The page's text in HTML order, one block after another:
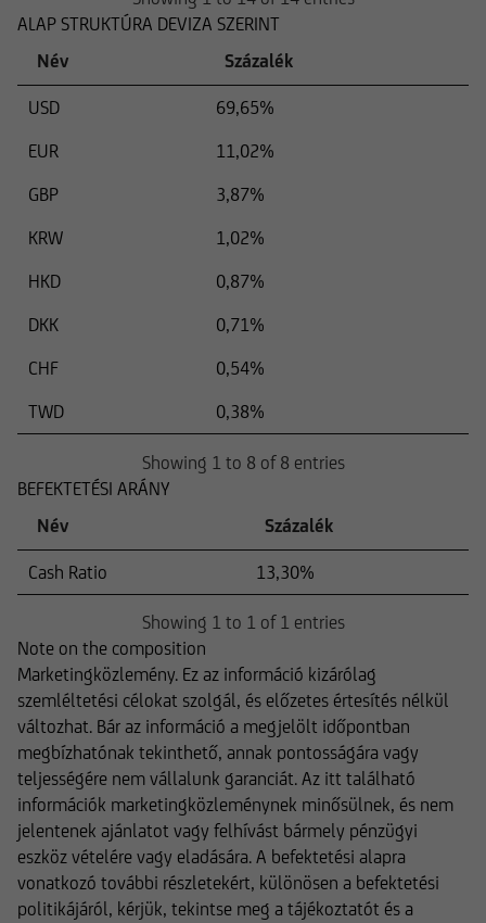
ALAP STRUKTÚRA DEVIZA SZERINT
Név
Százalék
USD
69,65%
EUR
11,02%
GBP
3,87%
KRW
1,02%
HKD
0,87%
DKK
0,71%
CHF
0,54%
TWD
0,38%
Showing 1 to 8 of 8 entries
BEFEKTETÉSI ARÁNY
Név
Százalék
Cash Ratio 13,30%
Showing 1 to 1 of 1 entries
Note on the composition
Marketingközlemény. Ez az információ kizárólag
szemléltetési célokat szolgál, és előzetes értesítés nélkül
változhat. Bár az információ a megjelölt időpontban
megbízhatónak tekinthető, annak pontosságára vagy
teljességére nem vállalunk garanciát. Az itt található
információk marketingközleménynek minősülnek, és nem
jelentenek ajánlatot vagy felhívást bármely pénzügyi
eszköz vételére vagy eladására. A befektetési alapra
vonatkozó további részletekért, különösen a befektetési
politikájáról, kérjük, tekintse meg a tájékoztatót és a